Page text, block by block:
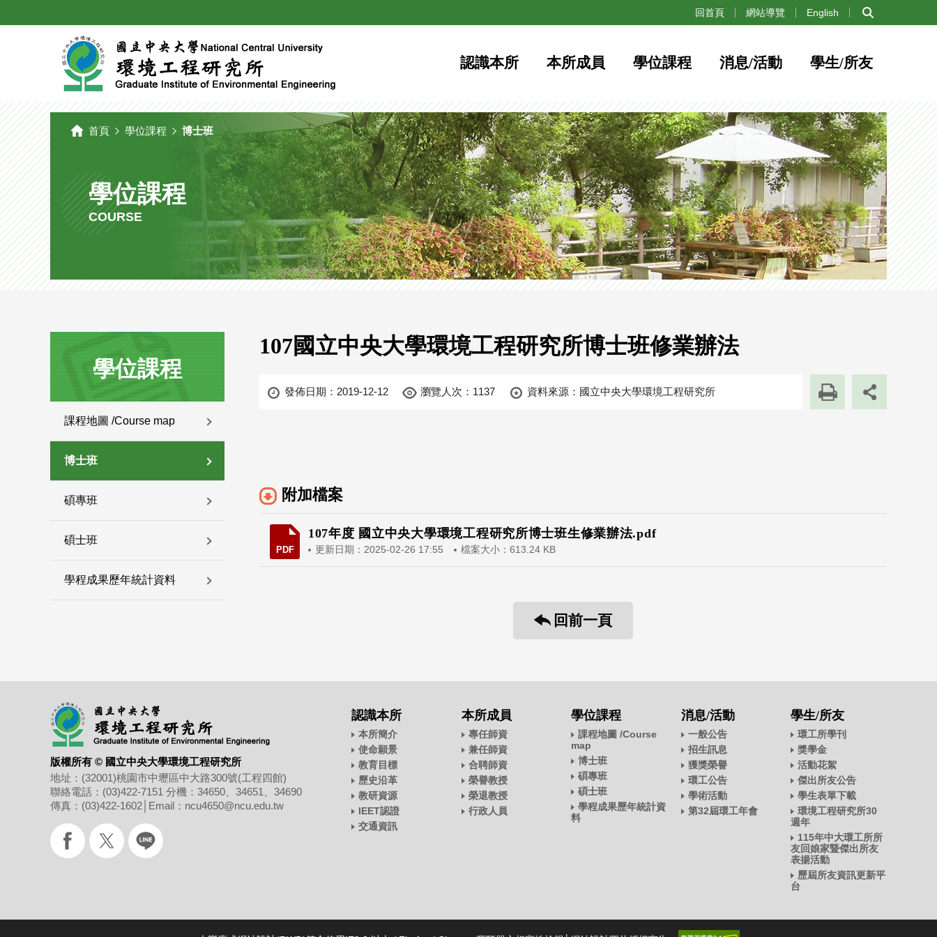
回首頁 網站導覽 English
認識本所 本所成員 學位課程 消息/活動 學生/所友
學位課程
COURSE
首頁 學位課程 博士班
學位課程
課程地圖 /Course map
博士班
碩專班
碩士班
學程成果歷年統計資料
107國立中央大學環境工程研究所博士班修業辦法
發佈日期： 2019-12-12 瀏覽人次：1137 資料來源：國立中央大學環境工程研究所
友善列印 展開社群分享
附加檔案
PDF
107年度 國立中央大學環境工程研究所博士班生修業辦法.pdf
更新日期：2025-02-26 17:55 檔案大小：613.24 KB
回前一頁
版權所有 © 國立中央大學環境工程研究所
地址：(32001)桃園市中壢區中大路300號(工程四館)
聯絡電話：(03)422-7151 分機：34650、34651、34690
傳真：(03)422-1602 Email：ncu4650@ncu.edu.tw
認識本所
本所簡介
使命願景
教育目標
歷史沿革
教研資源
IEET認證
交通資訊
本所成員
專任師資
兼任師資
合聘師資
榮譽教授
榮退教授
行政人員
學位課程
課程地圖 /Course
map
博士班
碩專班
碩士班
學程成果歷年統計資
料
消息/活動
一般公告
招生訊息
獲獎榮譽
環工公告
學術活動
第32屆環工年會
學生/所友
環工所學刊
獎學金
活動花絮
傑出所友公告
學生表單下載
環境工程研究所30
週年
115年中大環工所所
友回娘家暨傑出所友
表揚活動
歷屆所友資訊更新平
台